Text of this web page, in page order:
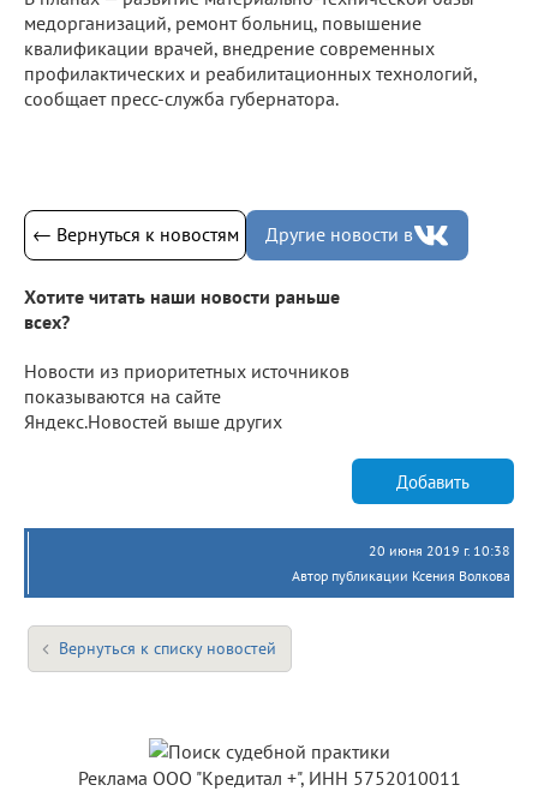
медорганизаций, ремонт больниц, повышение
квалификации врачей, внедрение современных
профилактических и реабилитационных технологий,
сообщает пресс-служба губернатора.
← Вернуться к новостям Другие новости в
Хотите читать наши новости раньше
всех?
Новости из приоритетных источников
показываются на сайте
Яндекс.Новостей выше других
Добавить
20 июня 2019 г. 10:38
Автор публикации Ксения Волкова
Вернуться к списку новостей
Реклама ООО "Кредитал +", ИНН 5752010011